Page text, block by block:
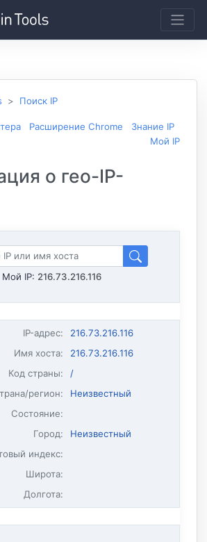
Поиск IP
Расширение Chrome
Знание IP
Мой IP
о гео-IP-
Мой IP: 216.73.216.116
IP-адрес:
216.73.216.116
Имя хоста:
216.73.216.116
Код страны:
/
регион:
Неизвестный
Состояние:
Город:
Неизвестный
индекс:
Широта:
Долгота: